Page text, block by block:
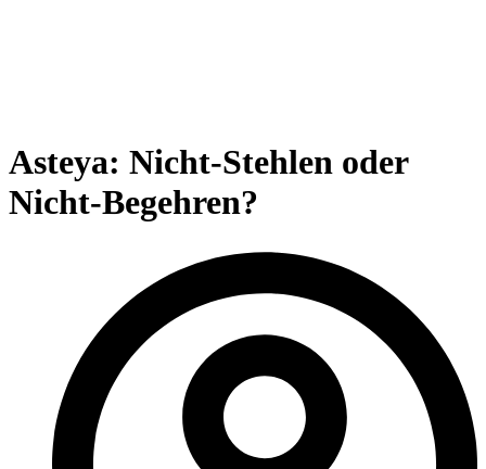
Asteya: Nicht-Stehlen oder
Nicht-Begehren?